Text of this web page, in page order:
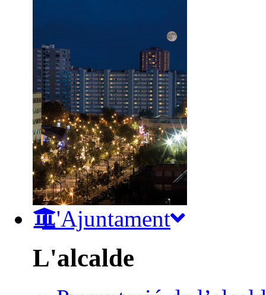
L'Ajuntament
L'alcalde